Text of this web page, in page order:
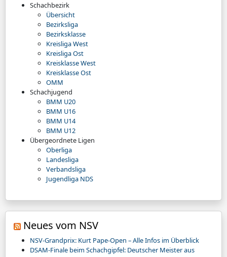
Schachbezirk
Übersicht
Bezirksliga
Bezirksklasse
Kreisliga West
Kreisliga Ost
Kreisklasse West
Kreisklasse Ost
OMM
Schachjugend
BMM U20
BMM U16
BMM U14
BMM U12
Übergeordnete Ligen
Oberliga
Landesliga
Verbandsliga
Jugendliga NDS
Neues vom NSV
NSV-Grandprix: Kurt Pape-Open – Alle Infos im Überblick
DSAM-Finale beim Schachgipfel: Deutscher Meister aus